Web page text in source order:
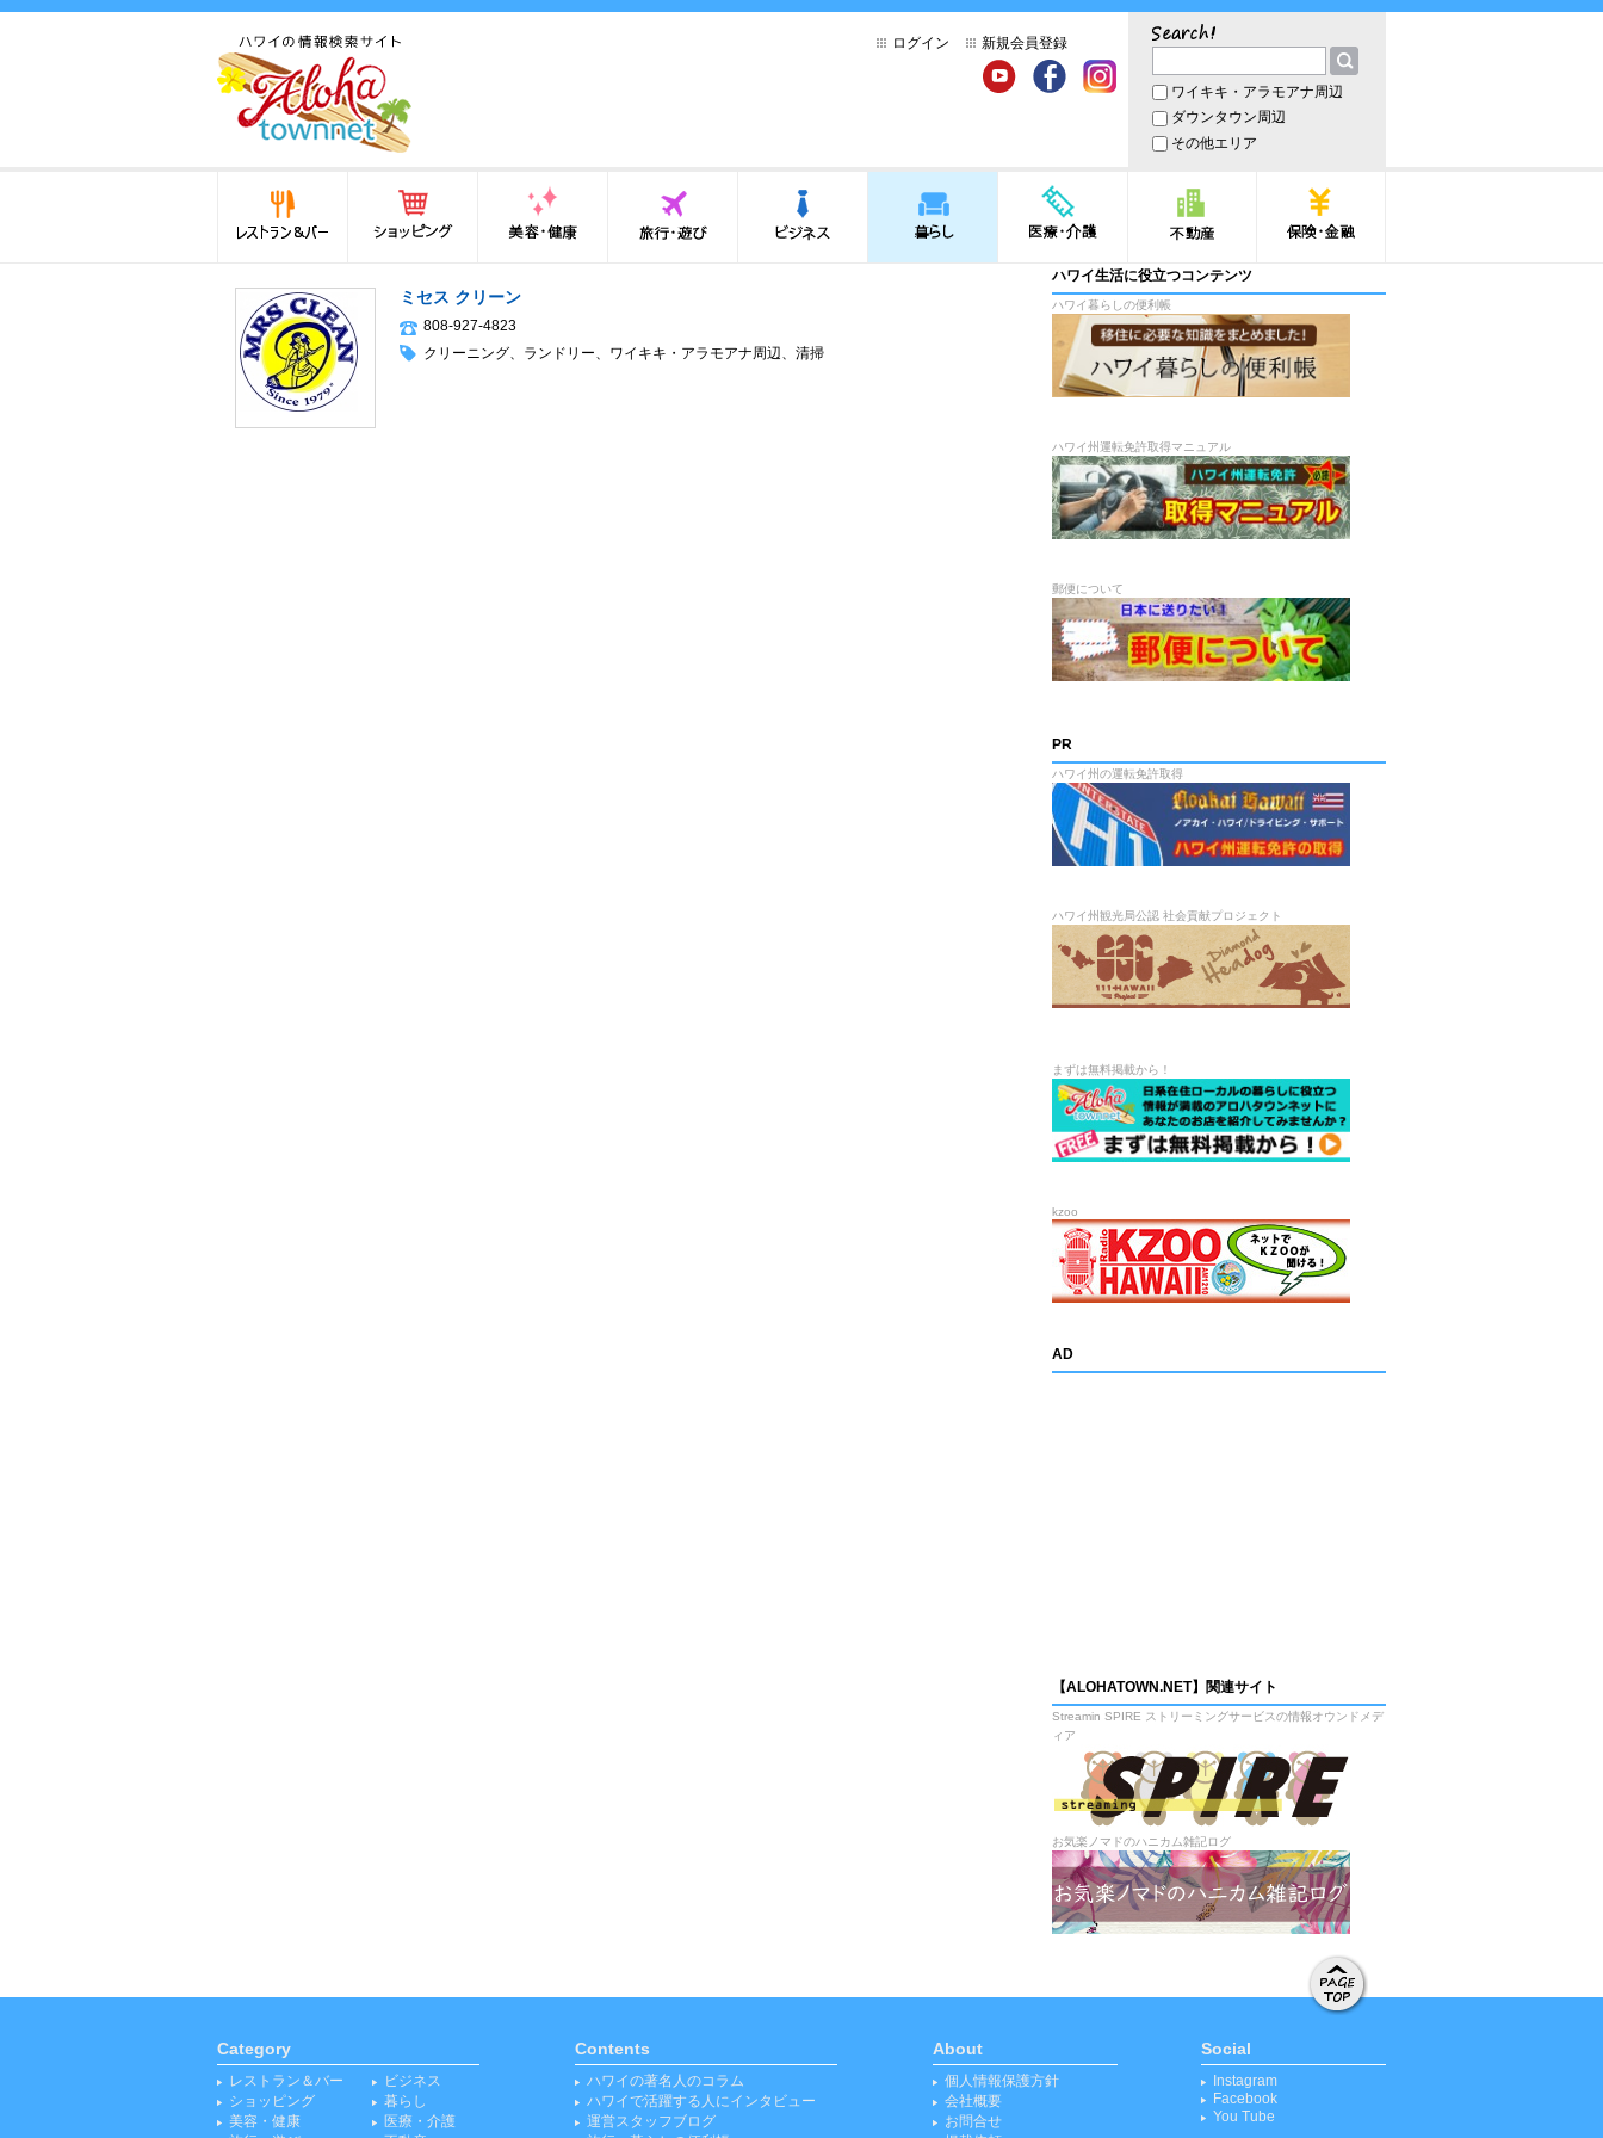
法律から運転免許証まで情
報が満載！
ログイン 新規会員登録 サーチ
ワイキキ・アラモアナ周辺
ダウンタウン周辺
その他エリア
医療・介護 不動産
ミセス クリーン
808-927-4823
クリーニング、 ランドリー、 ワイキキ・アラモアナ周辺、 清掃
ハワイ生活に役立つコンテンツ
ハワイ暮らしの便利帳
ハワイ州運転免許取得マニュアル
郵便について
PR
ハワイ州の運転免許取得
ハワイ州観光局公認 社会貢献プロジェクト
まずは無料掲載から！
kzoo
AD
【ALOHATOWN.NET】関連サイト
Streamin SPIRE ストリーミングサービスの情報オウンドメデ
ィア
お気楽ノマドのハニカム雑記ログ
Category
レストラン＆バー
ショッピング
美容・健康
ビジネス
暮らし
医療・介護
Contents
ハワイの著名人のコラム
ハワイで活躍する人にインタビュー
運営スタッフブログ
About
個人情報保護方針
会社概要
お問合せ
Social
Instagram
Facebook
You Tube
動する